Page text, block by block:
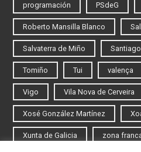
programación PSdeG
Roberto Mansilla Blanco
Salvaterra de Miño
Tomiño Tui valença
Vigo Vila Nova de Cerveira
Xosé González Martínez
Xunta de Galicia zona